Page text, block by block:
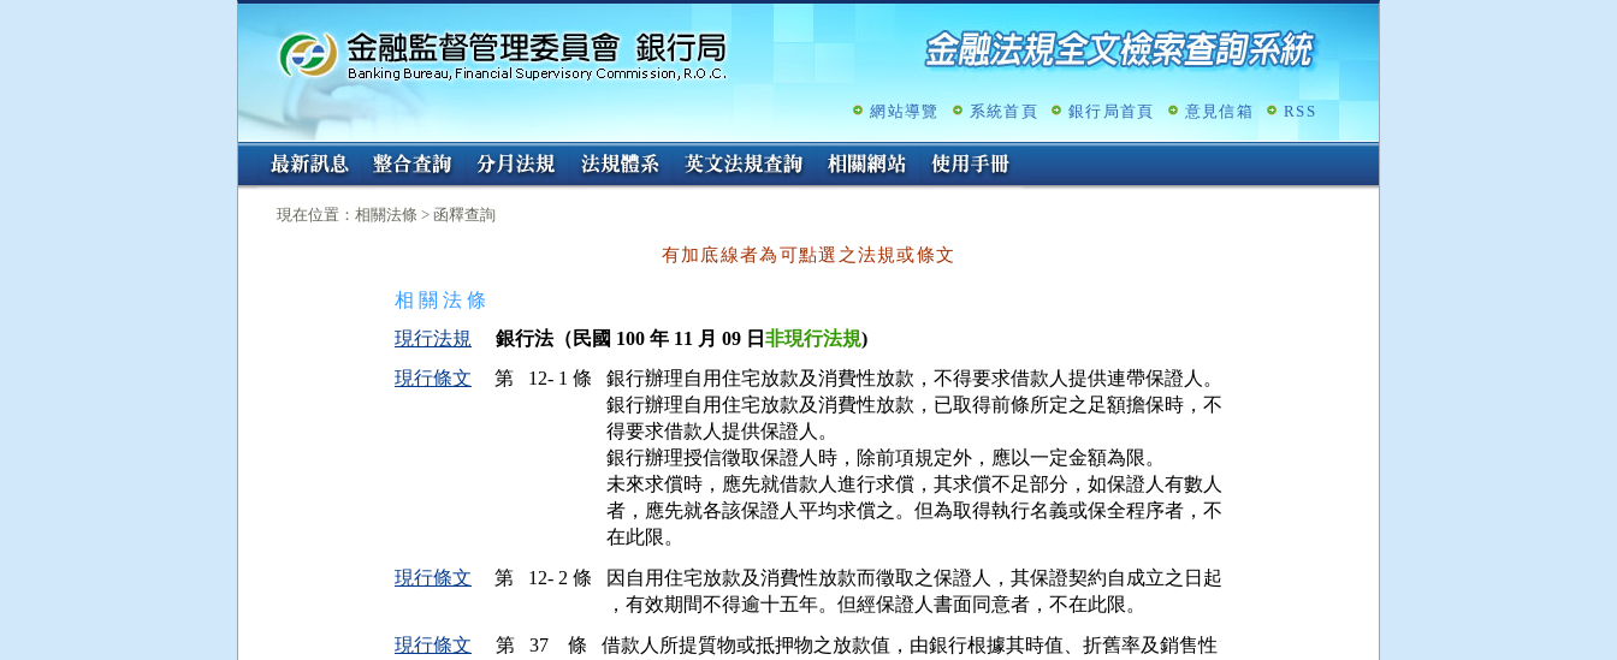
跳
容
網站導覽 系統首頁 銀行局首頁 意見信箱 RSS
:::
現在位置：相關法條 > 函釋查詢
有加底線者為可點選之法規或條文
相 關 法 條
現行法規
銀行法（民國 100 年 11 月 09 日 非現行法規)
現行條文
第 12- 1 條
銀行辦理自用住宅放款及消費性放款，不得要求借款人提供連帶保證人。
銀行辦理自用住宅放款及消費性放款，已取得前條所定之足額擔保時，不
得要求借款人提供保證人。
銀行辦理授信徵取保證人時，除前項規定外，應以一定金額為限。
未來求償時，應先就借款人進行求償，其求償不足部分，如保證人有數人
者，應先就各該保證人平均求償之。但為取得執行名義或保全程序者，不
在此限。
現行條文
第 12- 2 條
因自用住宅放款及消費性放款而徵取之保證人，其保證契約自成立之日起
，有效期間不得逾十五年。但經保證人書面同意者，不在此限。
現行條文
第 37 條
借款人所提質物或抵押物之放款值，由銀行根據其時值、折舊率及銷售性